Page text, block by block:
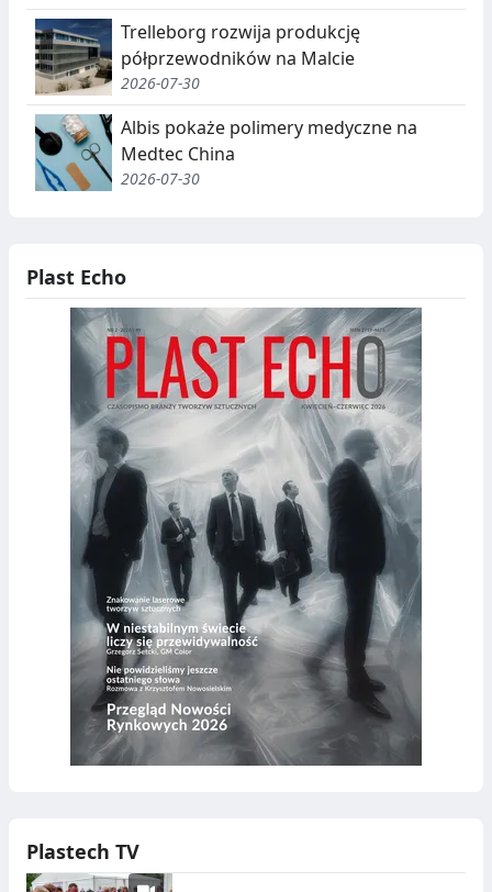
Trelleborg rozwija produkcję
półprzewodników na Malcie
2026-07-30
Albis pokaże polimery medyczne na
Medtec China
2026-07-30
Plast Echo
Plastech TV